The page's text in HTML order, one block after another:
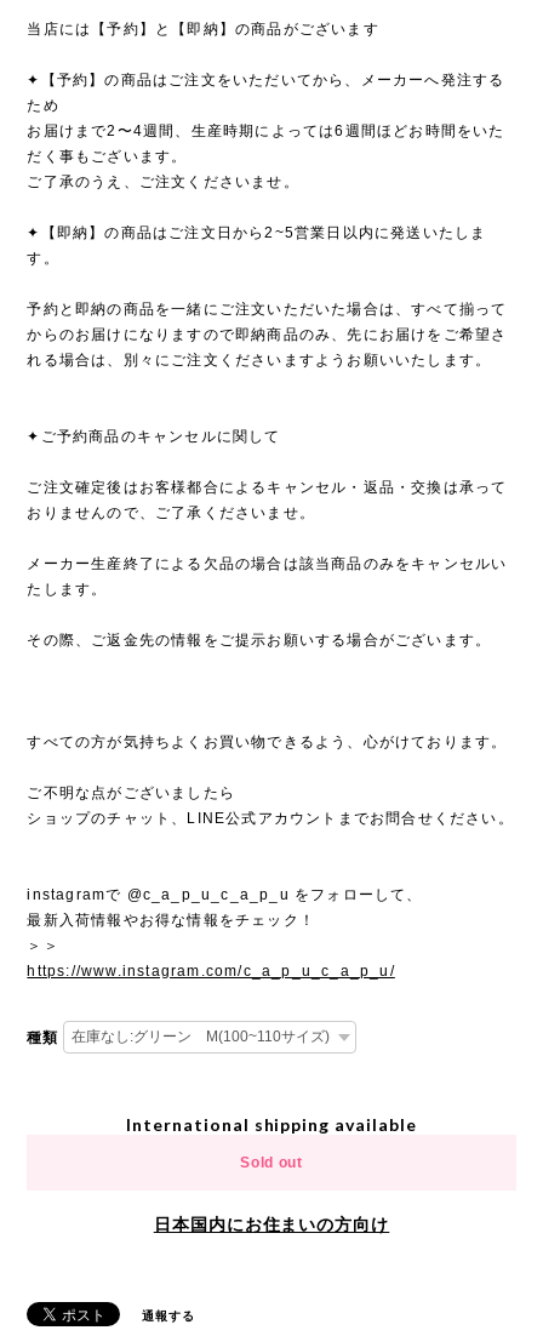
当店には【予約】と【即納】の商品がございます
✦【予約】の商品はご注文をいただいてから、メーカーへ発注する
ため
お届けまで2〜4週間、生産時期によっては6週間ほどお時間をいた
だく事もございます。
ご了承のうえ、ご注文くださいませ。
✦【即納】の商品はご注文日から2~5営業日以内に発送いたしま
す。
予約と即納の商品を一緒にご注文いただいた場合は、すべて揃って
からのお届けになりますので即納商品のみ、先にお届けをご希望さ
れる場合は、別々にご注文くださいますようお願いいたします。
✦ご予約商品のキャンセルに関して
ご注文確定後はお客様都合によるキャンセル・返品・交換は承って
おりませんので、ご了承くださいませ。
メーカー生産終了による欠品の場合は該当商品のみをキャンセルい
たします。
その際、ご返金先の情報をご提示お願いする場合がございます。
すべての方が気持ちよくお買い物できるよう、心がけております。
ご不明な点がございましたら
ショップのチャット、LINE公式アカウントまでお問合せください。
instagramで @c_a_p_u_c_a_p_u をフォローして、
最新入荷情報やお得な情報をチェック！
＞＞
https://www.instagram.com/c_a_p_u_c_a_p_u/
種類
International shipping available
Sold out
日本国内にお住まいの方向け
通報する